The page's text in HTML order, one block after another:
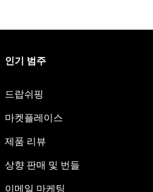
인기 범주
드랍쉬핑
마켓플레이스
제품 리뷰
상향 판매 및 번들
이메일 마케팅